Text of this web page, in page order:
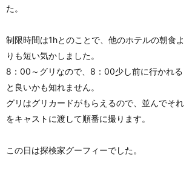
た。
制限時間は1hとのことで、他のホテルの朝食よ
りも短い気かしました。
8：00～グリなので、8：00少し前に行かれる
と良いかも知れません。
グリはグリカードがもらえるので、並んでそれ
をキャストに渡して順番に撮ります。
この日は探検家グーフィーでした。